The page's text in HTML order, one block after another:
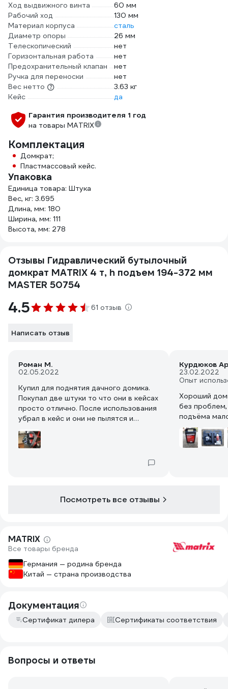
Ход выдвижного винта
60 мм
Рабочий ход
130 мм
Материал корпуса
сталь
Диаметр опоры
26 мм
Телескопический
нет
Горизонтальная работа
нет
Предохранительный клапан
нет
Ручка для переноски
нет
Вес нетто
3.63 кг
Кейс
да
Гарантия производителя 1 год
на товары MATRIX
Комплектация
Домкрат;
Пластмассовый кейс.
Упаковка
Единица товара: Штука
Вес, кг: 3.695
Длина, мм: 180
Ширина, мм: 111
Высота, мм: 278
Отзывы Гидравлический бутылочный
домкрат MATRIX 4 т, h подъем 194-372 мм
MASTER 50754
4.5 61 отзыв
Написать отзыв
Роман М.
02.05.2022
Купил для поднятия дачного домика.
Покупал две штуки то что они в кейсах
просто отлично. После использования
убрал в кейс и они не пылятся и
переносить очень удобно. На выдаче
проверил оба домкрата были сухие
без подтеков значит транспортировка
пластину иначе продавливается
Курдюков
23.02.2022
Опыт
Хороший
без
подъёма
Посмотреть все отзывы
MATRIX
Все товары бренда
Германия — родина бренда
Китай — страна производства
Документация
Сертификат дилера Сертификаты соответствия
Вопросы и ответы